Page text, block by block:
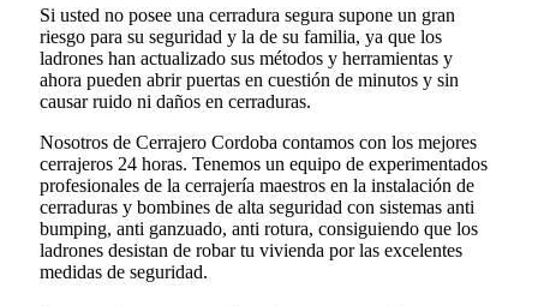
Si usted no posee una cerradura segura supone un gran
riesgo para su seguridad y la de su familia, ya que los
ladrones han actualizado sus métodos y herramientas y
ahora pueden abrir puertas en cuestión de minutos y sin
causar ruido ni daños en cerraduras.
Nosotros de Cerrajero Cordoba contamos con los mejores
cerrajeros 24 horas. Tenemos un equipo de experimentados
profesionales de la cerrajería maestros en la instalación de
cerraduras y bombines de alta seguridad con sistemas anti
bumping, anti ganzuado, anti rotura, consiguiendo que los
ladrones desistan de robar tu vivienda por las excelentes
medidas de seguridad.